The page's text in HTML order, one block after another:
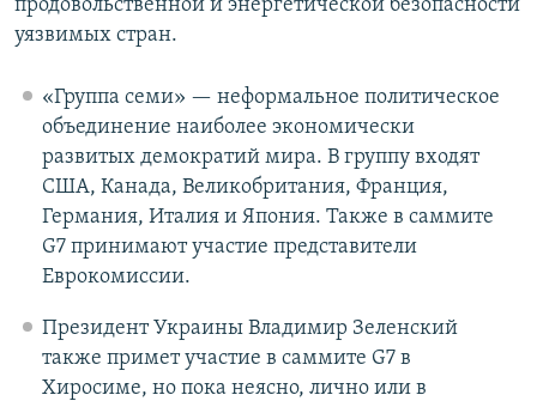
продовольственной и энергетической безопасности
уязвимых стран.
«Группа семи» — неформальное политическое
объединение наиболее экономически
развитых демократий мира. В группу входят
США, Канада, Великобритания, Франция,
Германия, Италия и Япония. Также в саммите
G7 принимают участие представители
Еврокомиссии.
Президент Украины Владимир Зеленский
также примет участие в саммите G7 в
Хиросиме, но пока неясно, лично или в